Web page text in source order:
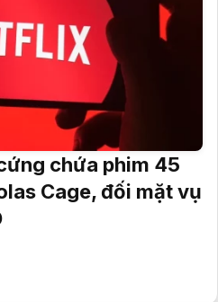
chứa phim 45
Cage, đối mặt vụ